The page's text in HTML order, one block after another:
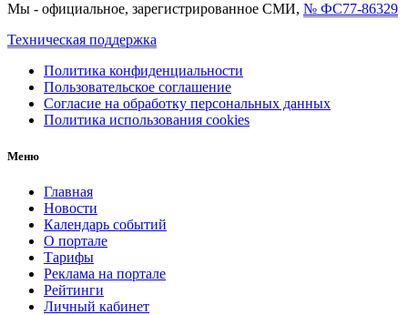
Мы - официальное, зарегистрированное СМИ, № ФС77-86329
Техническая поддержка
Политика конфиденциальности
Пользовательское соглашение
Согласие на обработку персональных данных
Политика использования cookies
Меню
Главная
Новости
Календарь событий
О портале
Тарифы
Реклама на портале
Рейтинги
Личный кабинет